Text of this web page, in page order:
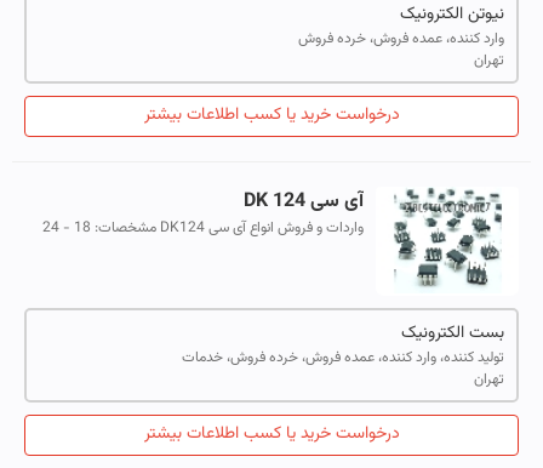
نیوتن الکترونیک
وارد کننده، عمده فروش، خرده فروش
تهران
درخواست خرید یا کسب اطلاعات بیشتر
آی سی DK 124
واردات و فروش انواع آی سی DK124 مشخصات: 18 - 24
بست الکترونیک
تولید کننده، وارد کننده، عمده فروش، خرده فروش، خدمات
تهران
درخواست خرید یا کسب اطلاعات بیشتر